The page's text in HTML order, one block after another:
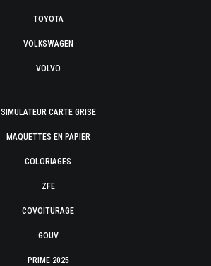
TOYOTA
VOLKSWAGEN
VOLVO
SIMULATEUR CARTE GRISE
MAQUETTES EN PAPIER
COLORIAGES
ZFE
COVOITURAGE
GOUV
PRIME 2025